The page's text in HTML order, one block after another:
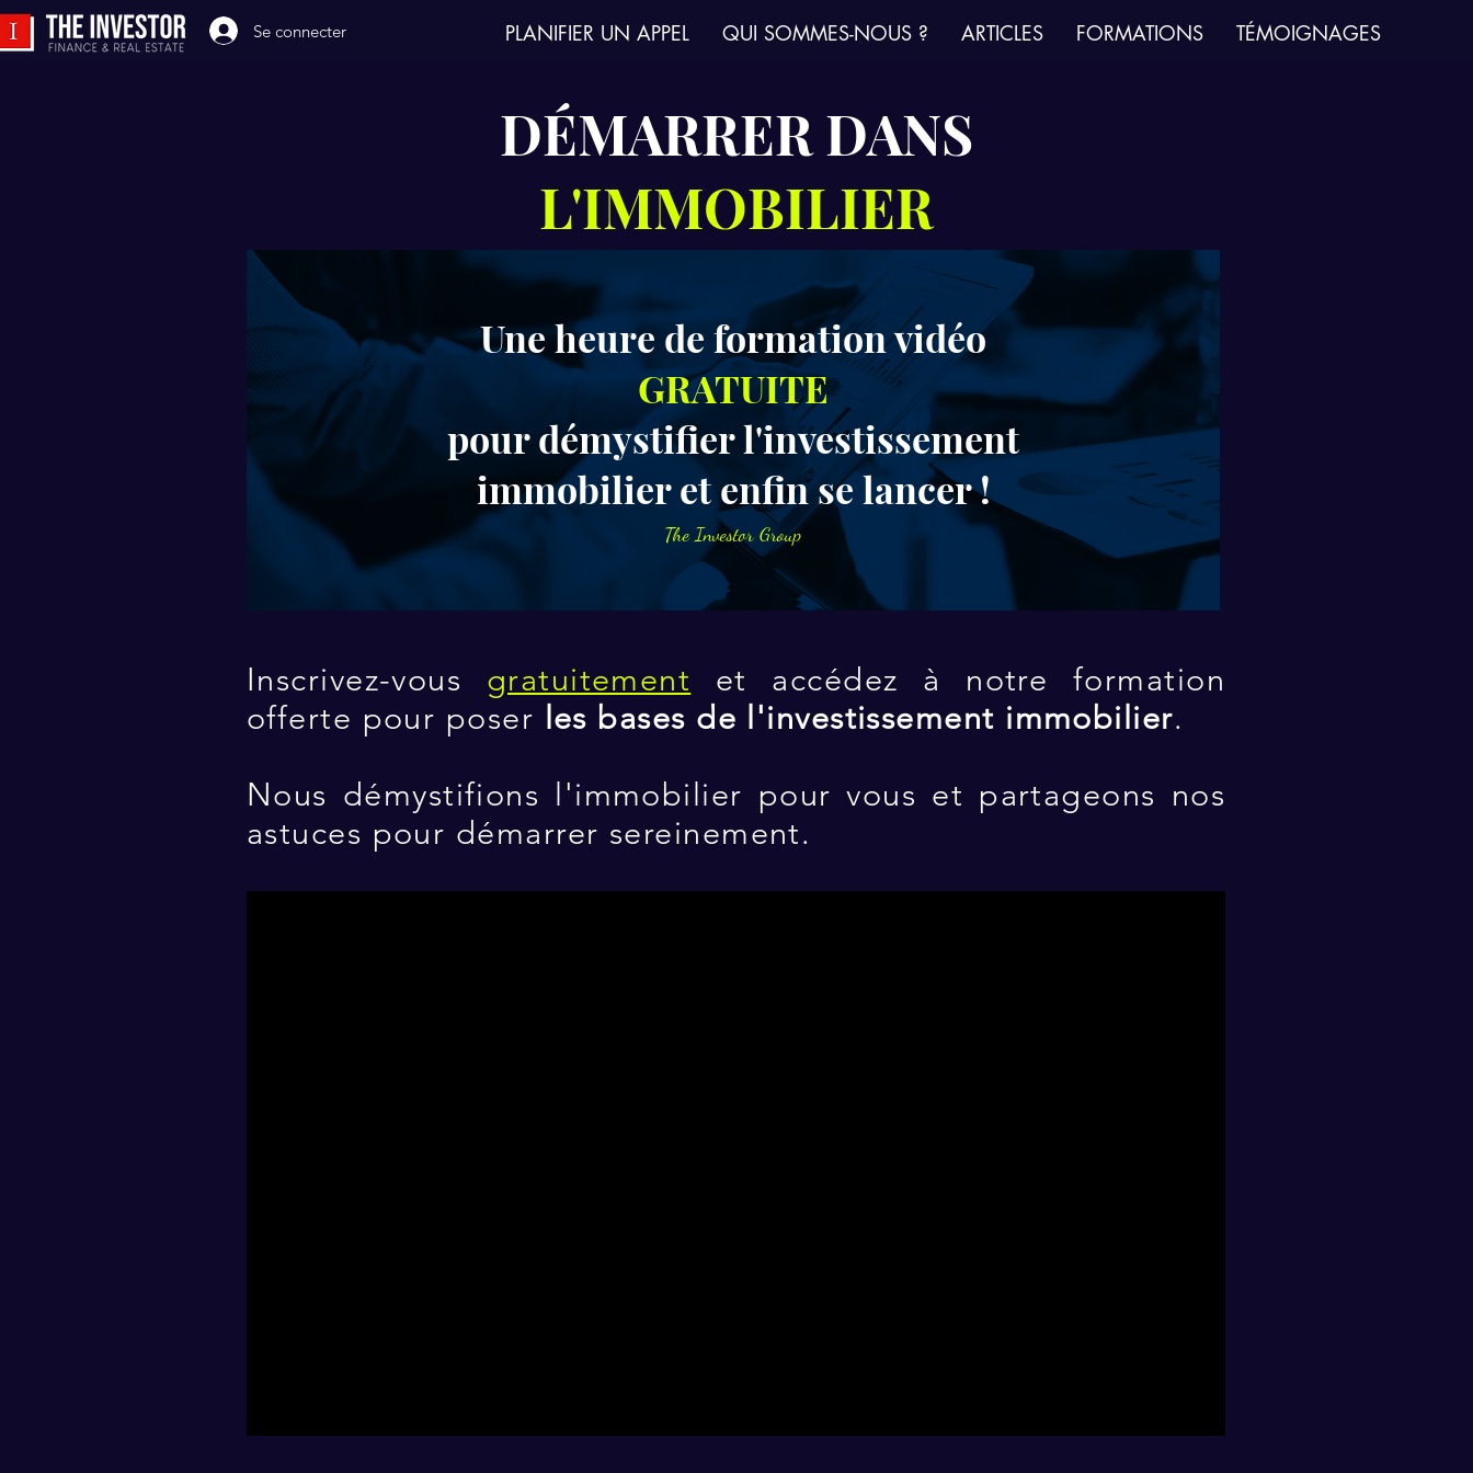
Se connecter PLANIFIER UN APPEL QUI SOMMES-NOUS ? ARTICLES FORMATIONS TÉMOIGNAGES
DÉMARRER DANS
L'IMMOBILIER
Une heure de formation vidéo
GRATUITE
pour démystifier l'investissement
immobilier et enfin se lancer !
The Investor Group
Inscrivez-vous gratuitement et accédez à notre formation
offerte pour poser les bases de l'investissement immobilier.
Nous démystifions l'immobilier pour vous et partageons nos
astuces pour démarrer sereinement.